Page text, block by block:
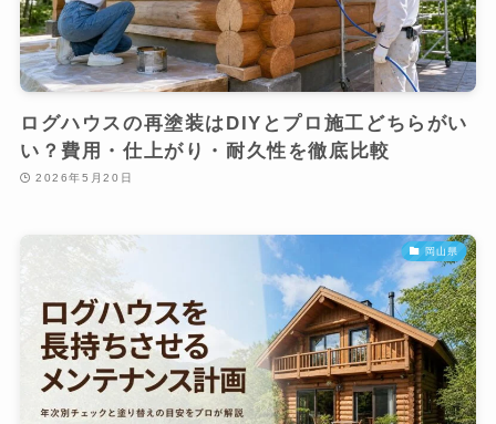
ログハウスの再塗装はDIYとプロ施工どちらがい
い？費用・仕上がり・耐久性を徹底比較
2026年5月20日
岡山県